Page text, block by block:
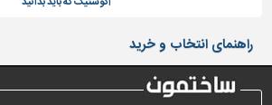
شهرسازی،
ترافیک
و
راهنمای انتخاب و خرید